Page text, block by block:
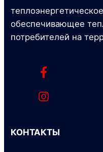
обеспечивающее
потребителей на
КОНТАКТЫ